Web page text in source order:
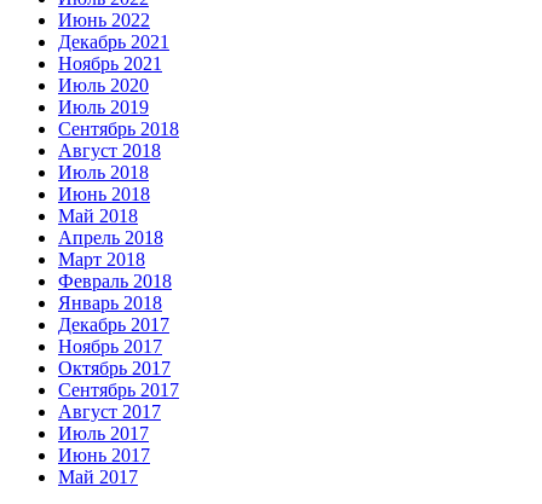
Июнь 2022
Декабрь 2021
Ноябрь 2021
Июль 2020
Июль 2019
Сентябрь 2018
Август 2018
Июль 2018
Июнь 2018
Май 2018
Апрель 2018
Март 2018
Февраль 2018
Январь 2018
Декабрь 2017
Ноябрь 2017
Октябрь 2017
Сентябрь 2017
Август 2017
Июль 2017
Июнь 2017
Май 2017